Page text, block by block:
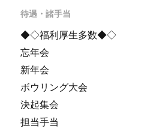
待遇・諸手当
◆◇福利厚生多数◆◇
忘年会
新年会
ボウリング大会
決起集会
担当手当